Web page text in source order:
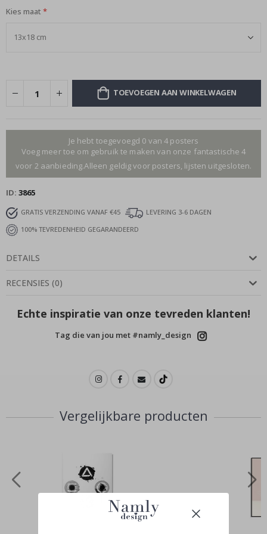
Kies maat
TOEVOEGEN AAN WINKELWAGEN
Je hebt toegevoegd 0 van 4 posters
Voeg meer toe om gebruik te maken van onze fantastische 4
voor 2 aanbieding.Alleen geldig voor posters, lijsten uitgesloten.
ID 3865
GRATIS VERZENDING VANAF €45
LEVERING 3-6 DAGEN
100% TEVREDENHEID GEGARANDEERD
DETAILS
RECENSIES (0)
Echte inspiratie van onze tevreden klanten!
Tag die van jou met #namly_design
Vergelijkbare producten